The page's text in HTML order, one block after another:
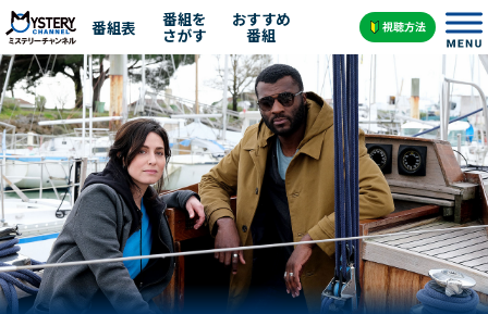
番組表 番組を
さがす
おすすめ
番組